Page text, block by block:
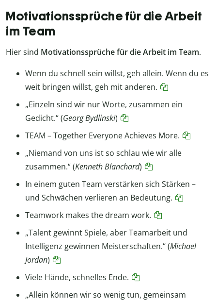
Motivationssprüche für die Arbeit
im Team
Hier sind Motivationssprüche für die Arbeit im Team.
Wenn du schnell sein willst, geh allein. Wenn du es
weit bringen willst, geh mit anderen.
„Einzeln sind wir nur Worte, zusammen ein
Gedicht.“ (Georg Bydlinski)
TEAM – Together Everyone Achieves More.
„Niemand von uns ist so schlau wie wir alle
zusammen.“ (Kenneth Blanchard)
In einem guten Team verstärken sich Stärken –
und Schwächen verlieren an Bedeutung.
Teamwork makes the dream work.
„Talent gewinnt Spiele, aber Teamarbeit und
Intelligenz gewinnen Meisterschaften.“ (Michael
Jordan)
Viele Hände, schnelles Ende.
„Allein können wir so wenig tun, gemeinsam